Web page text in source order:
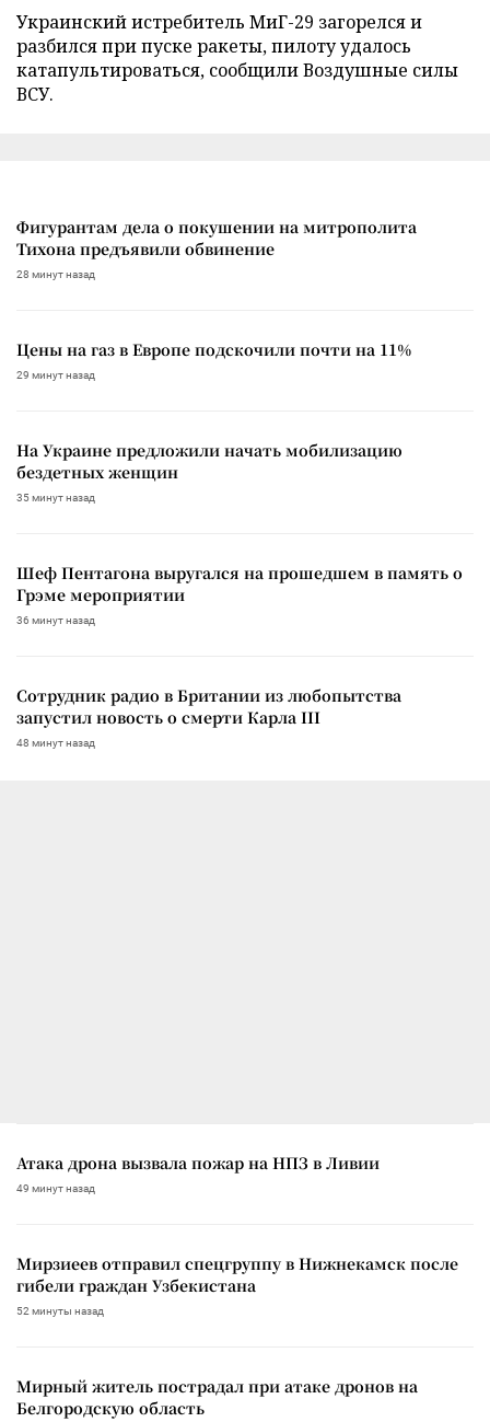
Украинский истребитель МиГ-29 загорелся и
разбился при пуске ракеты, пилоту удалось
катапультироваться, сообщили Воздушные силы
ВСУ.
Фигурантам дела о покушении на митрополита
Тихона предъявили обвинение
28 минут назад
Цены на газ в Европе подскочили почти на 11%
29 минут назад
На Украине предложили начать мобилизацию
бездетных женщин
35 минут назад
Шеф Пентагона выругался на прошедшем в память о
Грэме мероприятии
36 минут назад
Сотрудник радио в Британии из любопытства
запустил новость о смерти Карла III
48 минут назад
Атака дрона вызвала пожар на НПЗ в Ливии
49 минут назад
Мирзиеев отправил спецгруппу в Нижнекамск после
гибели граждан Узбекистана
52 минуты назад
Мирный житель пострадал при атаке дронов на
Белгородскую область